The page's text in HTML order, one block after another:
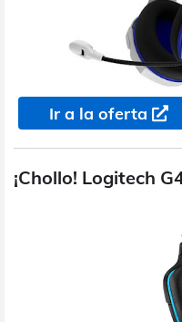
Ir a la oferta
¡Chollo! Logitech